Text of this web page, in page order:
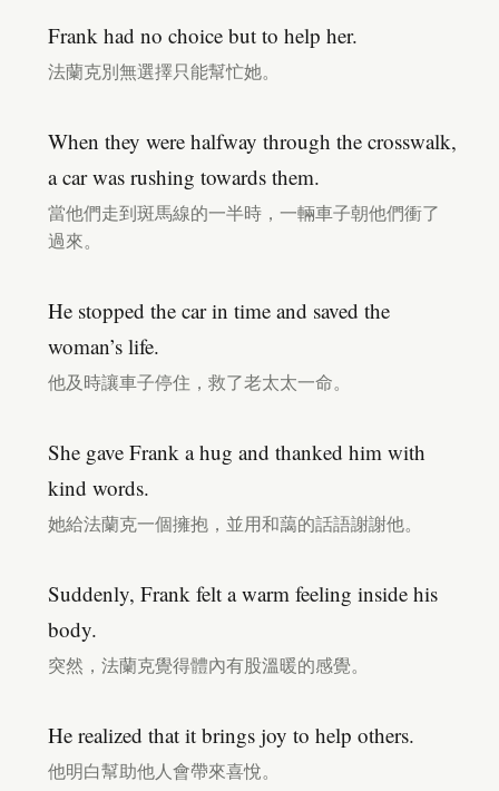
Frank had no choice but to help her.
法蘭克別無選擇只能幫忙她。
When they were halfway through the crosswalk,
a car was rushing towards them.
當他們走到斑馬線的一半時，一輛車子朝他們衝了
過來。
He stopped the car in time and saved the
woman’s life.
他及時讓車子停住，救了老太太一命。
She gave Frank a hug and thanked him with
kind words.
她給法蘭克一個擁抱，並用和藹的話語謝謝他。
Suddenly, Frank felt a warm feeling inside his
body.
突然，法蘭克覺得體內有股溫暖的感覺。
He realized that it brings joy to help others.
他明白幫助他人會帶來喜悅。